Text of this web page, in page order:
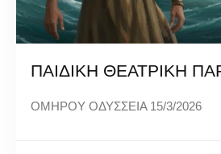
ΠΑΙΔΙΚΗ ΘΕΑΤΡΙΚΗ
ΟΜΗΡΟΥ ΟΔΥΣΣΕΙΑ 15/3/2026